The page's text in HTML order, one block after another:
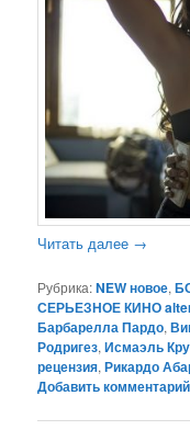
Читать далее →
Рубрика:NEW новое,
СЕРЬЕЗНОЕ КИНО
Барбарелла Пардо,
Родригез,Исмаэль
рецензия,Рикардо
Добавить комментарий